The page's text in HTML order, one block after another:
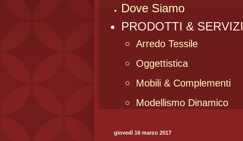
Dove Siamo
PRODOTTI & SERVIZI
Arredo Tessile
Oggettistica
Mobili & Complementi
Modellismo Dinamico
giovedì 16 marzo 2017